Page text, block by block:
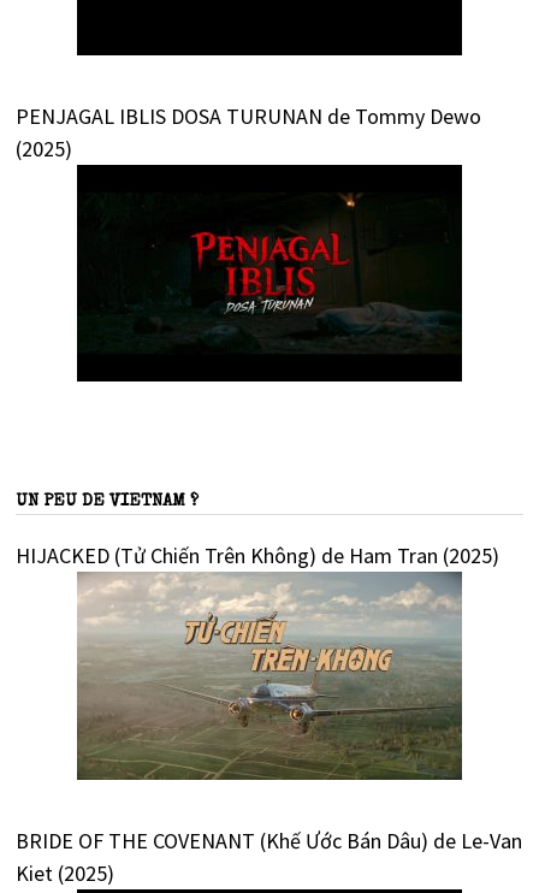
PENJAGAL IBLIS DOSA TURUNAN de Tommy Dewo
(2025)
UN PEU DE VIETNAM ?
HIJACKED (Tử Chiến Trên Không) de Ham Tran (2025)
BRIDE OF THE COVENANT (Khế Ước Bán Dâu) de Le-Van
Kiet (2025)